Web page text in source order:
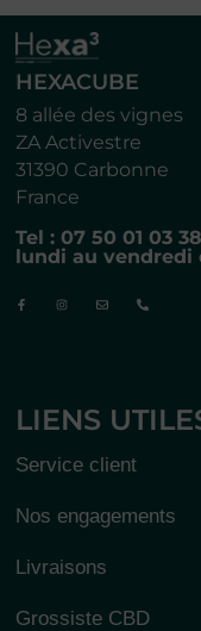
HEXACUBE
8 allée des vignes
ZA Activestre
31390 Carbonne
France
Tel : 07 50 01 03
lundi au vendredi
LIENS
Service client
Nos engagements
Livraisons
Grossiste CBD